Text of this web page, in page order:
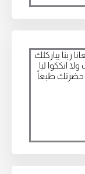
يباركلك
ليا
طبعاً